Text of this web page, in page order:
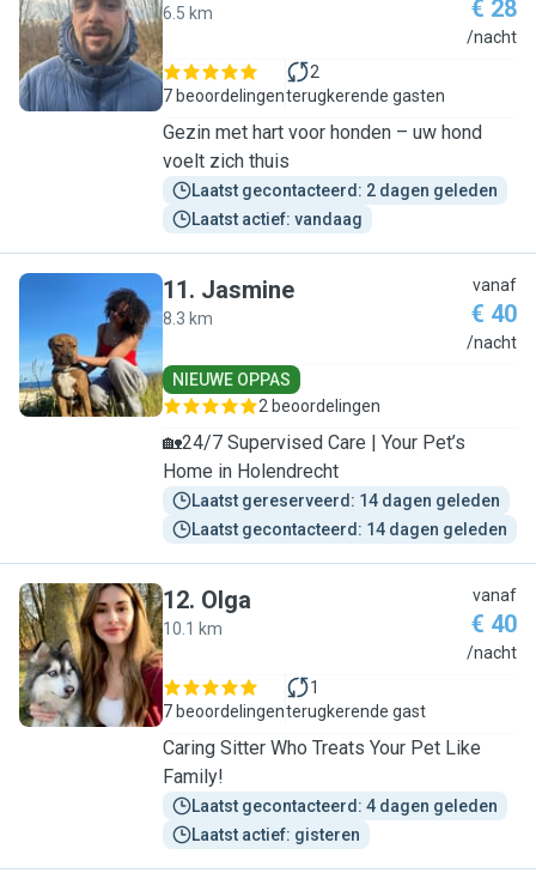
I
6.5 km € 28
/nacht
7 beoordelingen
2
terugkerende gasten
Gezin met hart voor honden – uw hond
voelt zich thuis
Laatst gecontacteerd: 2 dagen geleden
Laatst actief: vandaag
J
11. Jasmine
8.3 km
vanaf
€ 40
/nacht
NIEUWE OPPAS
2 beoordelingen
🏡24/7 Supervised Care | Your Pet’s
Home in Holendrecht
Laatst gereserveerd: 14 dagen geleden
Laatst gecontacteerd: 14 dagen geleden
O
12. Olga
10.1 km
vanaf
€ 40
/nacht
7 beoordelingen
1
terugkerende gast
Caring Sitter Who Treats Your Pet Like
Family!
Laatst gecontacteerd: 4 dagen geleden
Laatst actief: gisteren